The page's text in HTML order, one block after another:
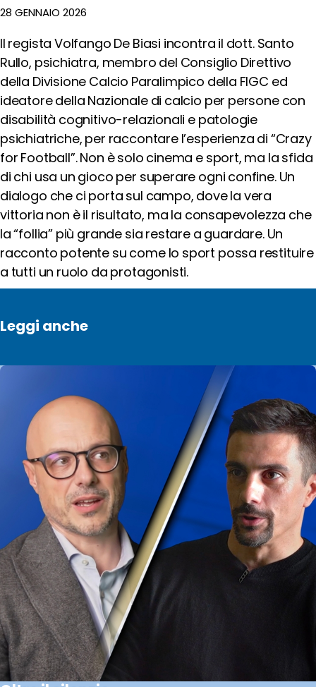
Emergenza
Diritti
Economia
Circolare
Emergenza
Climatica
Sostenibilità
Eventi
Sostenibilità
delle
Infrastrutture
Outraged
Notizie
Speak
out!
Social
media
28 GENNAIO 2026
Il regista Volfango De Biasi incontra il dott. Santo
Rullo, psichiatra, membro del Consiglio Direttivo
della Divisione Calcio Paralimpico della FIGC ed
ideatore della Nazionale di calcio per persone con
disabilità cognitivo-relazionali e patologie
psichiatriche, per raccontare l’esperienza di “Crazy
for Football”. Non è solo cinema e sport, ma la sfida
di chi usa un gioco per superare ogni confine. Un
dialogo che ci porta sul campo, dove la vera
vittoria non è il risultato, ma la consapevolezza che
la “follia” più grande sia restare a guardare. Un
racconto potente su come lo sport possa restituire
a tutti un ruolo da protagonisti.
Leggi anche